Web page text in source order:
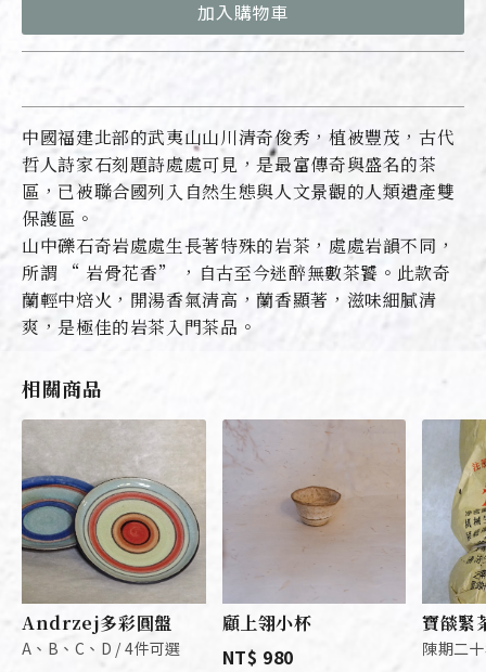
加入購物車
中國福建北部的武夷山山川清奇俊秀，植被豐茂，古代
哲人詩家石刻題詩處處可見，是最富傳奇與盛名的茶
區，已被聯合國列入自然生態與人文景觀的人類遺產雙
保護區。
山中礫石奇岩處處生長著特殊的岩茶，處處岩韻不同，
所謂 “ 岩骨花香” ，自古至今迷醉無數茶饕。此款奇
蘭輕中焙火，開湯香氣清高，蘭香顯著，滋味細膩清
爽，是極佳的岩茶入門茶品。
相關商品
Andrzej多彩圓盤
A、B、C、D / 4件可選
顧上翎小杯
NT$ 980
寶燄緊
陳期二